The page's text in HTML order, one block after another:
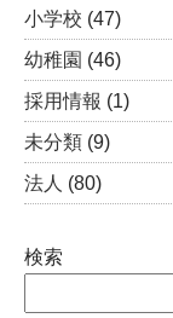
小学校 (47)
幼稚園 (46)
採用情報 (1)
未分類 (9)
法人 (80)
検索